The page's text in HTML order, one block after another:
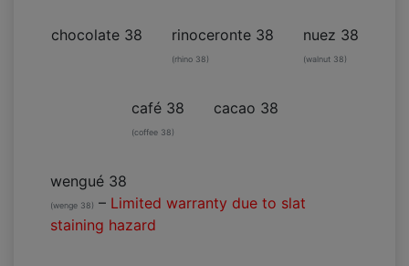
chocolate 38 rinoceronte 38
(rhino 38)
nuez 38
(walnut 38)
café 38
(coffee 38)
cacao 38
wengué 38
(wenge 38) – Limited warranty due to slat
staining hazard